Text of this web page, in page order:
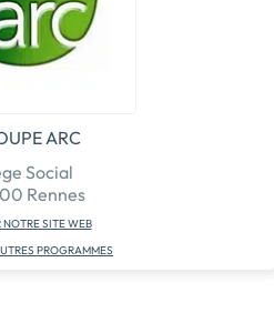
ARC
Social
Rennes
NOTRE SITE WEB
PROGRAMMES